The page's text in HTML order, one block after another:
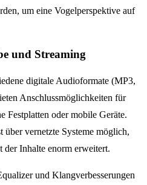
um eine Vogelperspektive auf
und Streaming
digitale Audioformate (MP3,
Anschlussmöglichkeiten für
Festplatten oder mobile Geräte.
vernetzte Systeme möglich,
Inhalte enorm erweitert.
und Klangverbesserungen